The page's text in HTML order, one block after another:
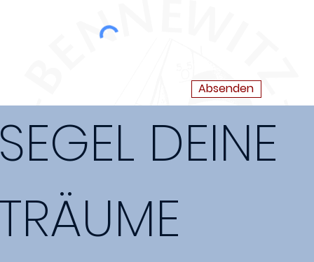
Absenden
DEINE